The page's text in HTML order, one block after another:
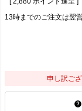
13時までのご注文は翌
申し訳ご